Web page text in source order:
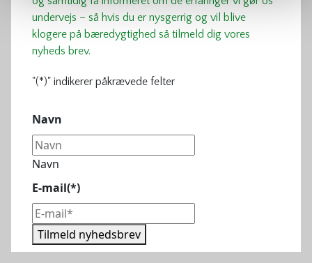
undervejs – så hvis du er nysgerrig og vil blive
klogere på bæredygtighed så tilmeld dig vores
nyheds brev.
"(*)" indikerer påkrævede felter
Navn
Navn
E-mail(*)
Tilmeld nyhedsbrev